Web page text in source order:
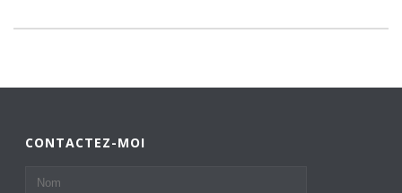
CONTACTEZ-MOI